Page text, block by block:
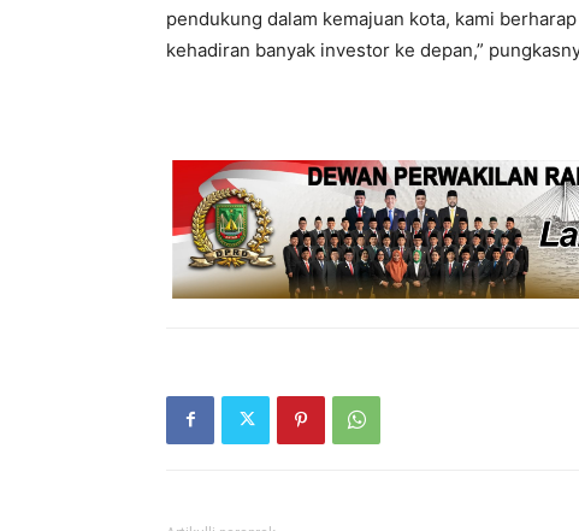
pendukung dalam kemajuan kota, kami
kehadiran banyak investor ke depan,”